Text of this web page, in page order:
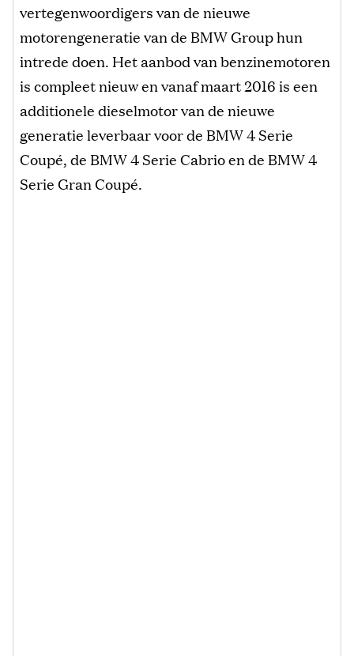
vertegenwoordigers van de nieuwe
motorengeneratie van de BMW Group hun
intrede doen. Het aanbod van benzinemotoren
is compleet nieuw en vanaf maart 2016 is een
additionele dieselmotor van de nieuwe
generatie leverbaar voor de BMW 4 Serie
Coupé, de BMW 4 Serie Cabrio en de BMW 4
Serie Gran Coupé.